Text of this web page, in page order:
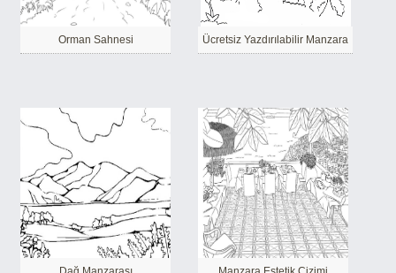
Orman Sahnesi Ücretsiz Yazdırılabilir Manzara